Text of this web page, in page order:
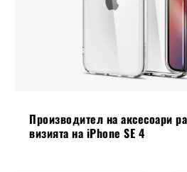
Производител на аксесоари
визията на iPhone SE 4